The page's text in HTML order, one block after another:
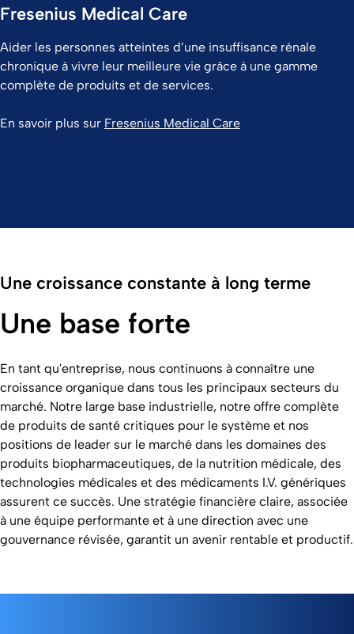
Fresenius Medical Care
Aider les personnes atteintes d’une insuffisance rénale
chronique à vivre leur meilleure vie grâce à une gamme
complète de produits et de services.
En savoir plus sur Fresenius Medical Care
Une croissance constante à long terme
Une base forte
En tant qu'entreprise, nous continuons à connaître une
croissance organique dans tous les principaux secteurs du
marché. Notre large base industrielle, notre offre complète
de produits de santé critiques pour le système et nos
positions de leader sur le marché dans les domaines des
produits biopharmaceutiques, de la nutrition médicale, des
technologies médicales et des médicaments I.V. génériques
assurent ce succès. Une stratégie financière claire, associée
à une équipe performante et à une direction avec une
gouvernance révisée, garantit un avenir rentable et productif.